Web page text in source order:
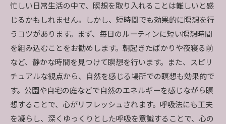
忙しい日常生活の中で、瞑想を取り入れることは難しいと感
じるかもしれません。しかし、短時間でも効果的に瞑想を行
うコツがあります。まず、毎日のルーティンに短い瞑想時間
を組み込むことをお勧めします。朝起きたばかりや夜寝る前
など、静かな時間を見つけて瞑想を行います。また、スピリ
チュアルな観点から、自然を感じる場所での瞑想も効果的で
す。公園や自宅の庭などで自然のエネルギーを感じながら瞑
想することで、心がリフレッシュされます。呼吸法にも工夫
を凝らし、深くゆっくりとした呼吸を意識することで、心の